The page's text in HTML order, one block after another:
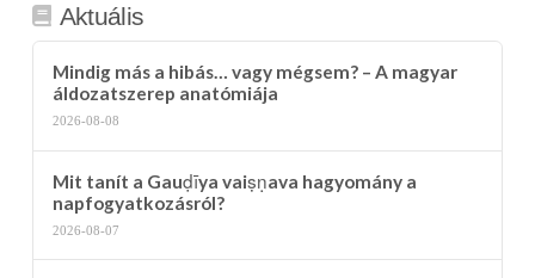
Aktuális
Mindig más a hibás… vagy mégsem? – A magyar
áldozatszerep anatómiája
2026-08-08
Mit tanít a Gauḍīya vaiṣṇava hagyomány a
napfogyatkozásról?
2026-08-07